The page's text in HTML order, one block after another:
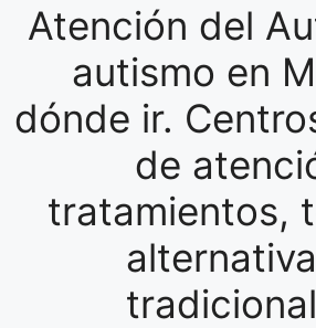
Atención del
autismo en
dónde ir.
de
tratamientos,